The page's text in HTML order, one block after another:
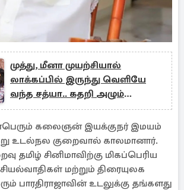
முத்து, மீனா முயற்சியால்
லாக்கப்பில் இருந்து வெளியே
வந்த சத்யா.. கதறி அழும்
குடும்பம்! சிறகடிக்க ஆசை சீரியல்
கலைஞன் இயக்குநர் இமயம்
உடல்நல குறைவால் காலமானார்.
தமிழ் சினிமாவிற்கு மிகப்பெரிய
மற்றும் திரையுலக
பாரதிராஜாவின் உடலுக்கு தங்களது